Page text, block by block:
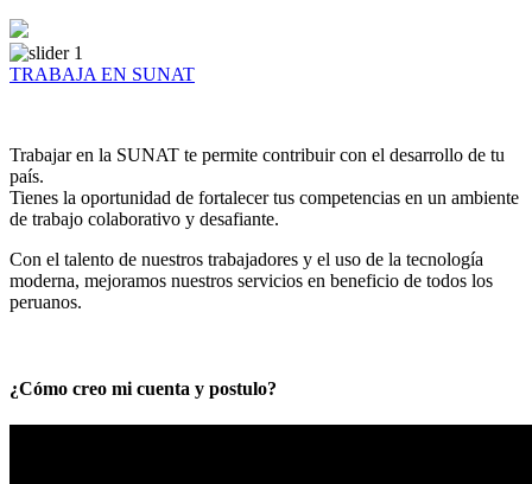
TRABAJA EN SUNAT
Trabajar en la SUNAT te permite contribuir con el desarrollo de tu
país.
Tienes la oportunidad de fortalecer tus competencias en un ambiente
de trabajo colaborativo y desafiante.
Con el talento de nuestros trabajadores y el uso de la tecnología
moderna, mejoramos nuestros servicios en beneficio de todos los
peruanos.
¿Cómo creo mi cuenta y postulo?